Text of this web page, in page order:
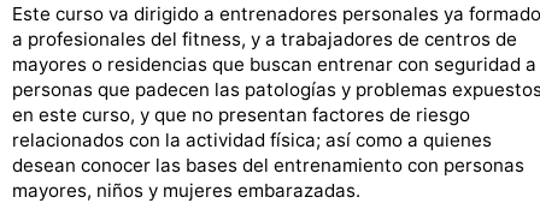
Este curso va dirigido a entrenadores personales ya
a profesionales del fitness, y a trabajadores de centros de
mayores o residencias que buscan entrenar con seguridad a
personas que padecen las patologías y problemas
en este curso, y que no presentan factores de riesgo
relacionados con la actividad física; así como a quienes
desean conocer las bases del entrenamiento con personas
mayores, niños y mujeres embarazadas.